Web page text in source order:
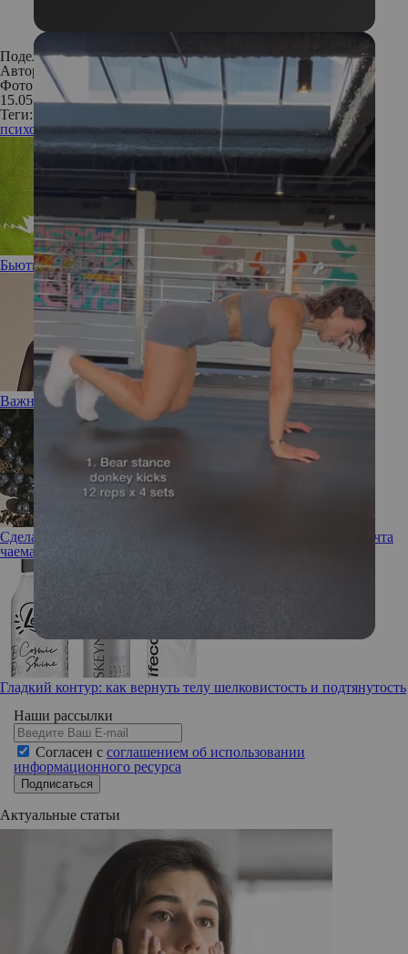
Поделиться:
Автор:Анастасия Кошелкина
Фото: Istockphoto
15.05.2019
Теги:
психология отношений
Бьюти-помощник: новая эссенция Vinoperfect от Caudalie
Важный вопрос: Нужен ли вашей коже тоник?
Сделано с любовью: новый бьюти-бренд Love Tea Art — мечта
чаемана
Гладкий контур: как вернуть телу шелковистость и подтянутость
Наши рассылки
Согласен с соглашением об использовании
информационного ресурса
Подписаться
Актуальные статьи